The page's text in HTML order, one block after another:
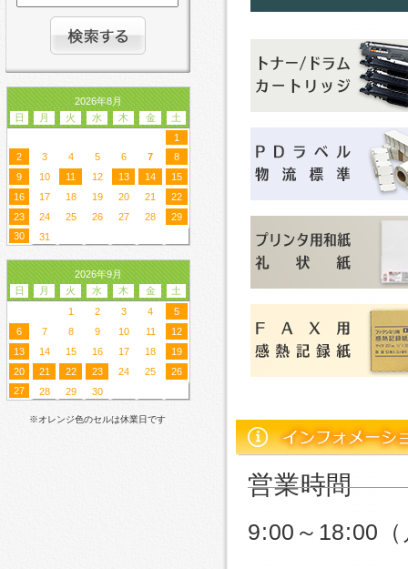
2026年8月
日
月 火 水 木 金
土
1
2
3 4 5 6 7
8
9
10 11 12 13 14
15
16
17 18 19 20 21
22
23
24 25 26 27 28
29
30
31
2026年9月
日
月 火 水 木 金
土
1
2 3 4
5
6
7 8 9 10 11
12
13
14 15 16 17 18
19
20
21 22 23 24 25
26
27
28 29 30
※オレンジ色のセルは休業日です
営業時間
9:00～18:00